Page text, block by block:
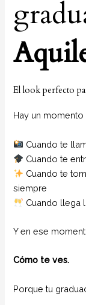
El look perfecto
Hay un momento
Cuando te
Cuando te
Cuando te
siempre
Cuando llega
Y en ese
Cómo te ves.
Porque tu